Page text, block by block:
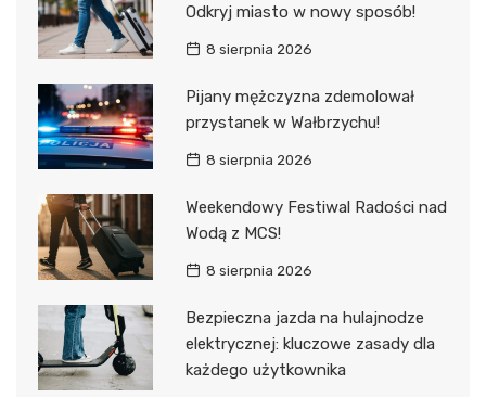
Odkryj miasto w nowy sposób!
8 sierpnia 2026
Pijany mężczyzna zdemolował
przystanek w Wałbrzychu!
8 sierpnia 2026
Weekendowy Festiwal Radości nad
Wodą z MCS!
8 sierpnia 2026
Bezpieczna jazda na hulajnodze
elektrycznej: kluczowe zasady dla
każdego użytkownika